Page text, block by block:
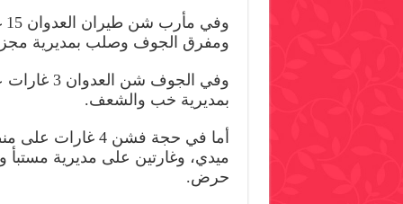
ومفرق الجوف وصلب بمديرية
وفي الجوف
بمديرية خب والشعف.
أما في حجة فشن 4
ميدي، وغارتين على مديرية
حرض.